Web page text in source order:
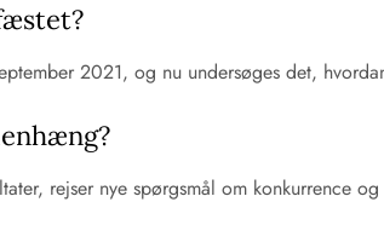
2021, og nu undersøges det,
rejser nye spørgsmål om konkurrence